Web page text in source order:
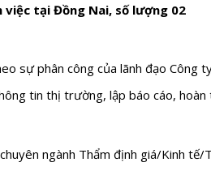
việc tại Đồng Nai, số lượng 02
sự phân công của lãnh đạo Công
tin thị trường, lập báo cáo, hoàn
ngành Thẩm định giá/Kinh tế/